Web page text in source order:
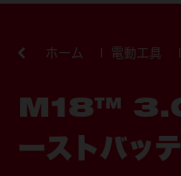
ホーム 電動工具
M18™
ーストバッ